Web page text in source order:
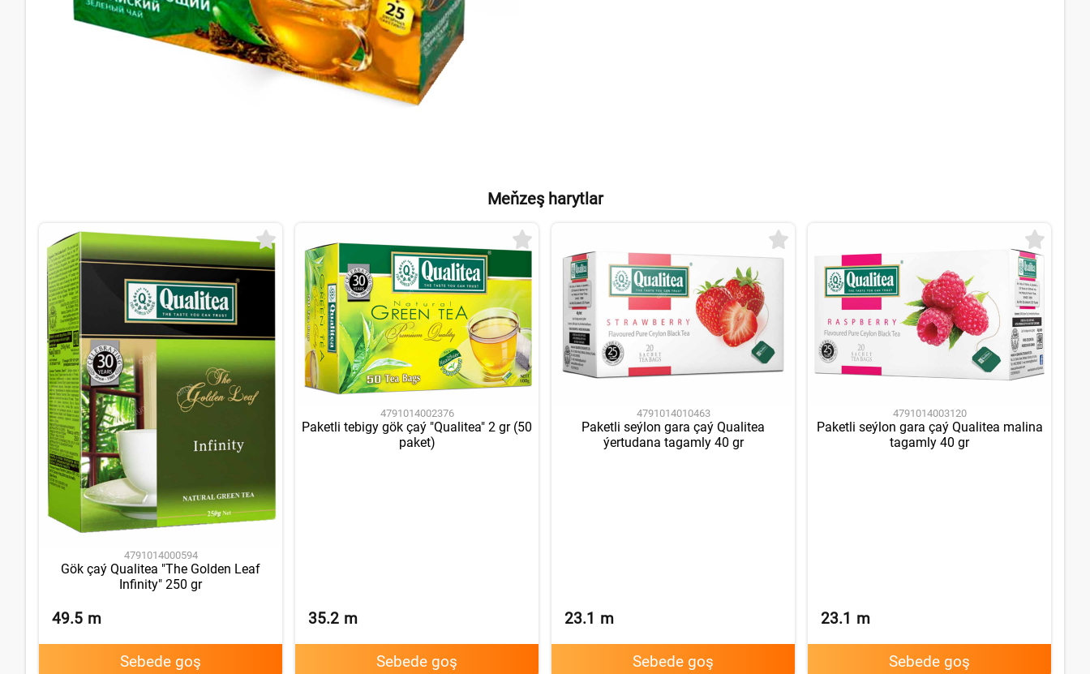
Meňzeş harytlar
4791014000594
Gök çaý Qualitea "The Golden Leaf
Infinity" 250 gr
49.5 m
Sebede goş
4791014002376
Paketli tebigy gök çaý "Qualitea" 2 gr (50
paket)
35.2 m
Sebede goş
4791014010463
Paketli seýlon gara çaý Qualitea
ýertudana tagamly 40 gr
23.1 m
Sebede goş
4791014003120
Paketli seýlon gara çaý Qualitea malina
tagamly 40 gr
23.1 m
Sebede goş